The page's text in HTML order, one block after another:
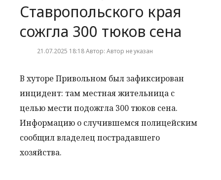
Ставропольского края
сожгла 300 тюков сена
21.07.2025 18:18 Автор: Автор не указан
В хуторе Привольном был зафиксирован
инцидент: там местная жительница с
целью мести подожгла 300 тюков сена.
Информацию о случившемся полицейским
сообщил владелец пострадавшего
хозяйства.